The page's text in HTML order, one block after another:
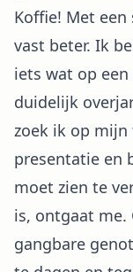
Koffie! Met
vast beter. Ik
iets wat op
duidelijk
zoek ik op mijn
presentatie en
moet zien te
is, ontgaat
gangbare